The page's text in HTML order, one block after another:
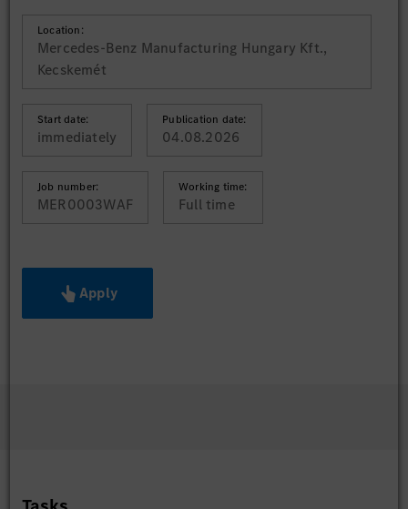
Location:
Mercedes-Benz Manufacturing Hungary Kft.,
Kecskemét
Start date:
immediately
Publication date:
04.08.2026
Job number:
MER0003WAF
Working time:
Full time
Apply